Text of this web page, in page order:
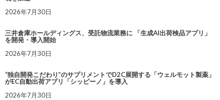
2026年7月30日
三井倉庫ホールディングス、受託物流業務に 「生成AI出荷検品アプリ」
を開発・導入開始
2026年7月30日
“独自開発こだわり”のサプリメントでD2C展開する「ウェルモット製薬」
がEC自動出荷アプリ「シッピーノ」を導入
2026年7月30日